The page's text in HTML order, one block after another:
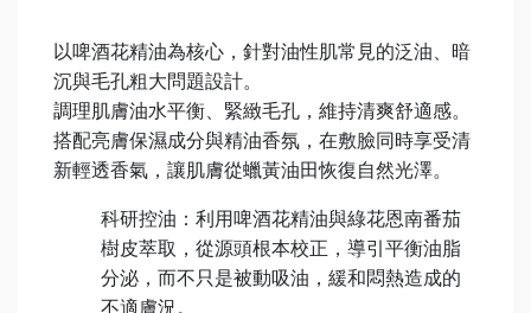
以啤酒花精油為核心，針對油性肌常見的泛油、暗
沉與毛孔粗大問題設計。
調理肌膚油水平衡、緊緻毛孔，維持清爽舒適感。
搭配亮膚保濕成分與精油香氛，在敷臉同時享受清
新輕透香氣，讓肌膚從蠟黃油田恢復自然光澤。
科研控油：利用啤酒花精油與綠花恩南番茄
樹皮萃取，從源頭根本校正，導引平衡油脂
分泌，而不只是被動吸油，緩和悶熱造成的
不適膚況。